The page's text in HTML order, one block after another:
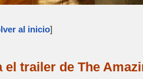
al inicio]
el trailer de The